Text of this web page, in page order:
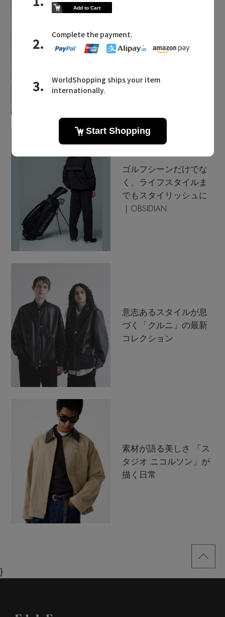
MAX80%OFF！ FINAL SALE開催中
Stay in the Loop
ELLE SHOP 公式アプリ
「エムエム６メゾン マ
ルジェラ」の創造性が
ゴルフシーンだけでな
く、ライフスタイルま
でもスタイリッシュに
｜OBSIDIAN
意志あるスタイルが息
づく「クルニ」の最新
コレクション
素材が語る美しさ 「ス
タジオ ニコルソン」が
描く日常
}